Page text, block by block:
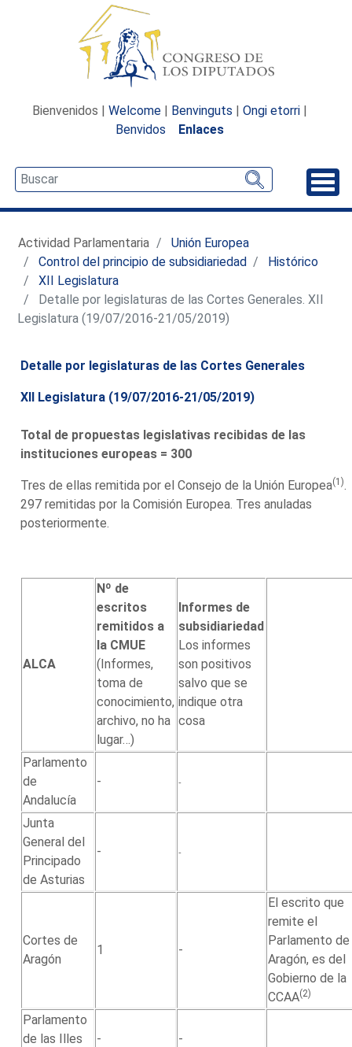
Bienvenidos | Welcome | Benvinguts | Ongi etorri |
Benvidos
Enlaces
Actividad Parlamentaria
Unión Europea
Control del principio de subsidiariedad
Histórico
XII Legislatura
Detalle por legislaturas de las Cortes Generales. XII
Legislatura (19/07/2016-21/05/2019)
Detalle por legislaturas de las Cortes Generales
XII Legislatura (19/07/2016-21/05/2019)
Total de propuestas legislativas recibidas de las
instituciones europeas = 300
Tres de ellas remitida por el Consejo de la Unión Europea(1)
297 remitidas por la Comisión Europea. Tres anuladas
posteriormente.
ALCA
Nº de
escritos
remitidos a
la CMUE
(Informes,
toma de
conocimiento,
archivo, no ha
lugar…)
Informes de
subsidiariedad
Los informes
son positivos
salvo que se
indique otra
cosa
Parlamento
de
Andalucía
- -
Junta
General del
Principado
de Asturias
- -
Cortes de
Aragón
1 -
El escrito que
remite el
Parlamento de
Aragón, es del
Gobierno de la
CCAA(2)
Parlamento
de las Illes
- -